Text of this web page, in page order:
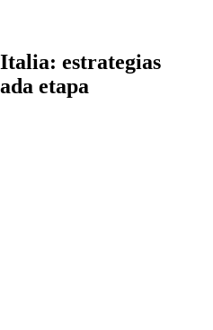
estrategias
etapa